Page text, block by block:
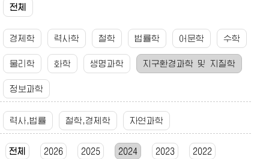
전체
경제학 력사학 철학 법률학 어문학 수학
물리학 화학 생명과학 지구환경과학 및 지질학
정보과학
력사,법률 철학,경제학 자연과학
전체 2026 2025 2024 2023 2022